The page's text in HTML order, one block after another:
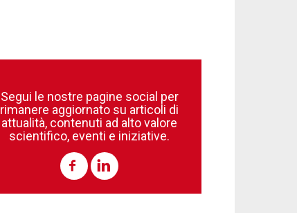
Segui le nostre pagine social per
rimanere aggiornato su articoli di
attualità, contenuti ad alto valore
scientifico, eventi e iniziative.